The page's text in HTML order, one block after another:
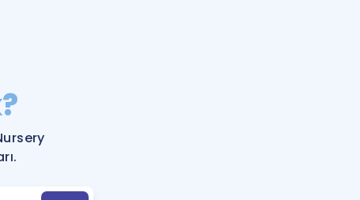
Hesaplama Aracı
için Öneriler
Tek Takvimde
Hoca ile seni sınava hazırlayacak onlarca eğitim seni bekliyor!